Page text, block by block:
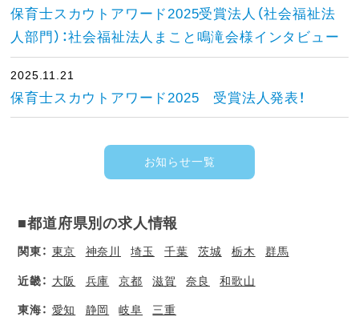
保育士スカウトアワード2025受賞法人（社会福祉法
人部門）：社会福祉法人まこと鳴滝会様インタビュー
2025.11.21
保育士スカウトアワード2025 受賞法人発表！
お知らせ一覧
■都道府県別の求人情報
関東： 東京 神奈川 埼玉 千葉 茨城 栃木 群馬
近畿： 大阪 兵庫 京都 滋賀 奈良 和歌山
東海： 愛知 静岡 岐阜 三重